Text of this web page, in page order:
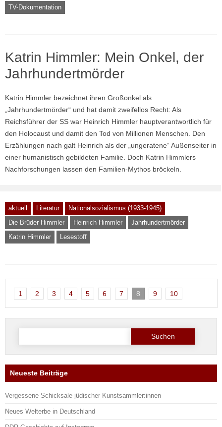
TV-Dokumentation
Katrin Himmler: Mein Onkel, der
Jahrhundertmörder
Katrin Himmler bezeichnet ihren Großonkel als
„Jahrhundertmörder“ und hat damit zweifellos Recht: Als
Reichsführer der SS war Heinrich Himmler hauptverantwortlich für
den Holocaust und damit den Tod von Millionen Menschen. Den
Erzählungen nach galt Heinrich als der „ungeratene“ Außenseiter in
einer humanistisch gebildeten Familie. Doch Katrin Himmlers
Nachforschungen lassen den Familien-Mythos bröckeln.
aktuell Literatur
Nationalsozialismus (1933-1945)
Die Brüder Himmler
Heinrich Himmler
Jahrhundertmörder
Katrin Himmler
Lesestoff
1 2 3 4 5 6 7 8 9 10
Suche
Neueste Beiträge
Vergessene Schicksale jüdischer Kunstsammler:innen
Neues Welterbe in Deutschland